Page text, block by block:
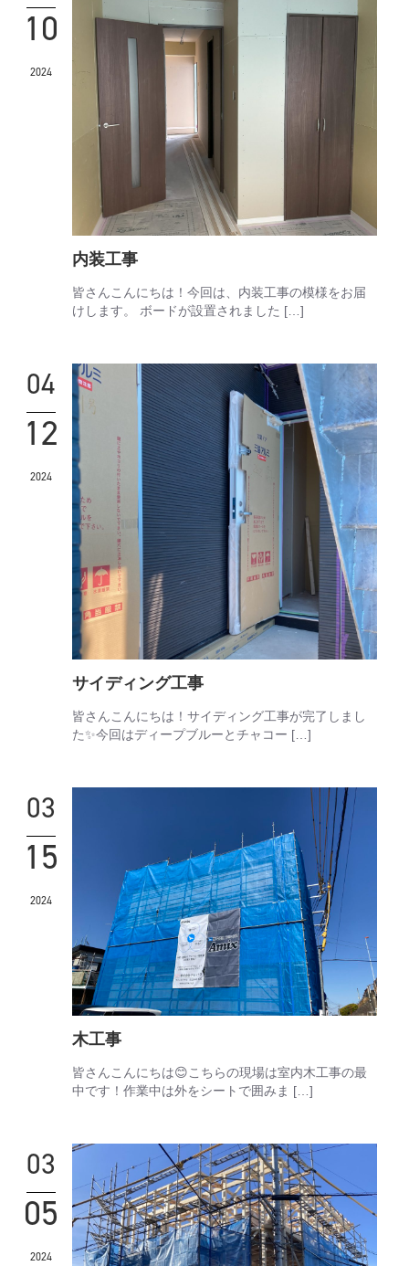
10
2024
内装工事
皆さんこんにちは！今回は、内装工事の模様をお届
けします。 ボードが設置されました […]
04
12
2024
サイディング工事
皆さんこんにちは！サイディング工事が完了しまし
た✨今回はディープブルーとチャコー […]
03
15
2024
木工事
皆さんこんにちは😊こちらの現場は室内木工事の最
中です！作業中は外をシートで囲みま […]
03
05
2024